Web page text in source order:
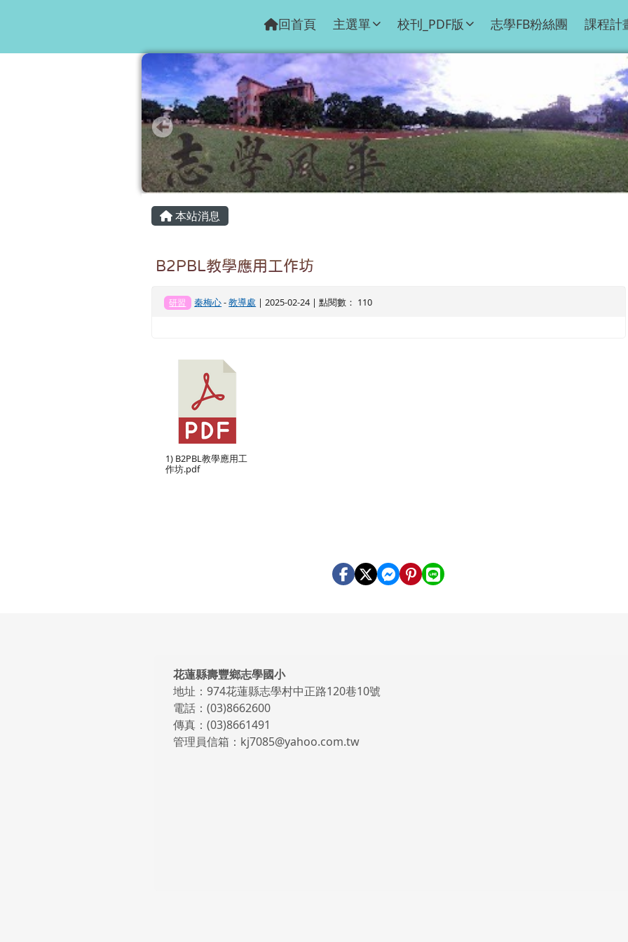
回首頁 主選單 校刊_PDF版 志學FB粉絲團 課程計
主內容區域
本站消息
B2PBL教學應用工作坊
研習 秦梅心-教導處 | 2025-02-24 | 點閱數： 110
1) B2PBL教學應用工
作坊.pdf
頁尾區域內容
花蓮縣壽豐鄉志學國小
地址：974花蓮縣志學村中正路120巷10號
電話：(03)8662600
傳真：(03)8661491
管理員信箱：kj7085@yahoo.com.tw